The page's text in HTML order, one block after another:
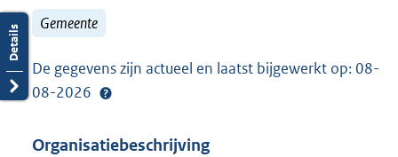
Gemeente
De gegevens zijn actueel en laatst bijgewerkt op: 08-
08-2026
Organisatiebeschrijving